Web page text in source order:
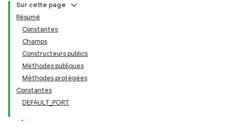
Sur cette page
Résumé
Constantes
Champs
Constructeurs publics
Méthodes publiques
Méthodes protégées
Constantes
DEFAULT_PORT